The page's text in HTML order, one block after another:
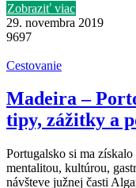
Zobraziť viac
29. novembra 2019
9697
Cestovanie
Madeira –
tipy, zážitky a
Portugalsko si ma
mentalitou, kultúrou,
návšteve južnej časti